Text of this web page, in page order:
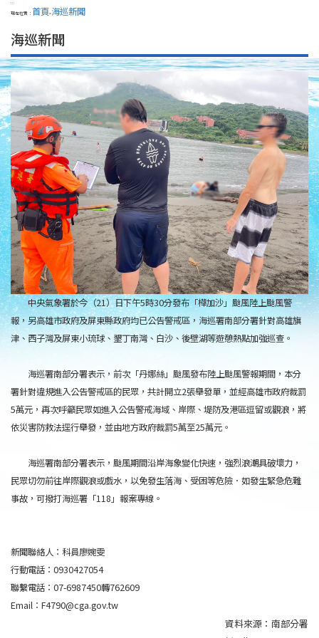
:::
現在位置： 首頁>海巡新聞
海巡新聞
中央氣象署於今（21）日下午5時30分發布「樺加沙」颱風陸上颱風警
報，另高雄市政府及屏東縣政府均已公告警戒區，海巡署南部分署針對高雄旗
津、西子灣及屏東小琉球、墾丁南灣、白沙、後壁湖等遊憩熱點加強巡查。
海巡署南部分署表示，前次「丹娜絲」颱風發布陸上颱風警報期間，本分
署針對違規進入公告警戒區的民眾，共計開立2張舉發單，並經高雄市政府裁罰
5萬元，再次呼籲民眾如進入公告警戒海域、岸際、堤防及港區逗留或觀浪，將
依災害防救法逕行舉發，並由地方政府裁罰5萬至25萬元。
海巡署南部分署表示，颱風期間沿岸海象變化快速，強烈浪潮具破壞力，
民眾切勿前往岸際觀浪或戲水，以免發生落海、受困等危險．如發生緊急危難
事故，可撥打海巡署「118」報案專線。
新聞聯絡人：科員廖婉雯
行動電話：0930427054
聯繫電話：07-6987450轉762609
Email：F4790@cga.gov.tw
資料來源： 南部分署